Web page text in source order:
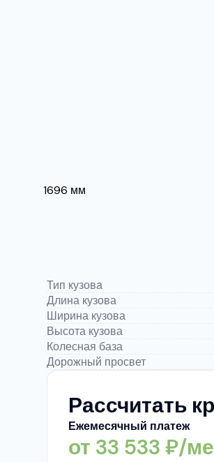
Рассчитать
Ежемесячный платеж
от 33 533 ₽/
1696 мм
Тип кузова
Длина кузова
Ширина кузова
Высота кузова
Колесная база
Дорожный просвет